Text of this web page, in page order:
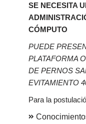
SE NECESITA
CÓMPUTO
PUEDE
PLATAFORMA
DE PERNOS
EVITAMIENTO
Para la